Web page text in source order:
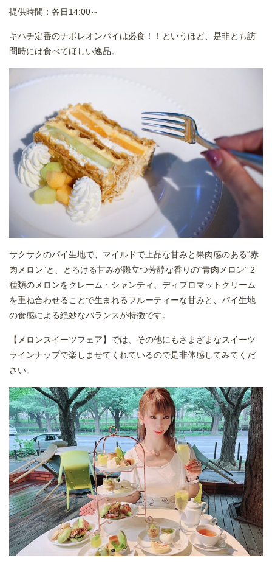
提供時間：各日14:00～
キハチ定番のナポレオンパイは必食！！というほど、是非とも訪
問時には食べてほしい逸品。
サクサクのパイ生地で、マイルドで上品な甘みと果肉感のある“赤
肉メロン”と、とろける甘みが際立つ芳醇な香りの“青肉メロン” 2
種類のメロンをクレーム・シャンティ、ディプロマットクリーム
を重ね合わせることで生まれるフルーティーな甘みと、パイ生地
の食感による絶妙なバランスが特徴です。
【メロンスイーツフェア】では、その他にもさまざまなスイーツ
ラインナップで楽しませてくれているので是非体感してみてくだ
さい。